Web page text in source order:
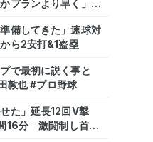
プランより早く」自
備してきた」速球対
ら2安打&1盗塁
で最初に説く事と
敦也 #プロ野球
た」延長12回V撃
16分 激闘制し首位